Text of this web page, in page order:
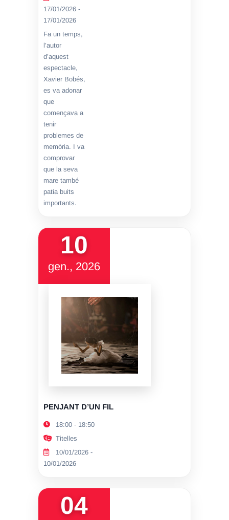
17/01/2026 -
17/01/2026
Fa un temps,
l’autor
d’aquest
espectacle,
Xavier Bobés,
es va adonar
que
començava a
tenir
problemes de
memòria. I va
comprovar
que la seva
mare també
patia buits
importants.
10
gen., 2026
PENJANT D’UN FIL
18:00 - 18:50
Titelles
10/01/2026 -
10/01/2026
04